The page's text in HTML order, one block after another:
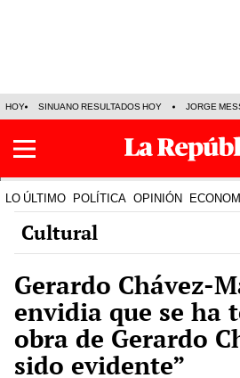
HOY SINUANO RESULTADOS HOY JORGE
LO ÚLTIMO POLÍTICA OPINIÓN
Cultural
Gerardo Chávez-
envidia que se ha
obra de Gerardo
sido evidente”